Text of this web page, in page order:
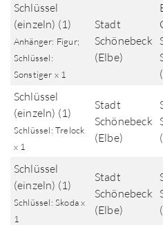
Schlüssel
(einzeln) (1)
Anhänger: Figur;
Schlüssel:
Sonstiger x 1
Stadt
Schönebeck
(Elbe)
Schlüssel
(einzeln) (1)
Schlüssel: Trelock
x 1
Stadt
Schönebeck
(Elbe)
Schlüssel
(einzeln) (1)
Schlüssel: Skoda x
1
Stadt
Schönebeck
(Elbe)